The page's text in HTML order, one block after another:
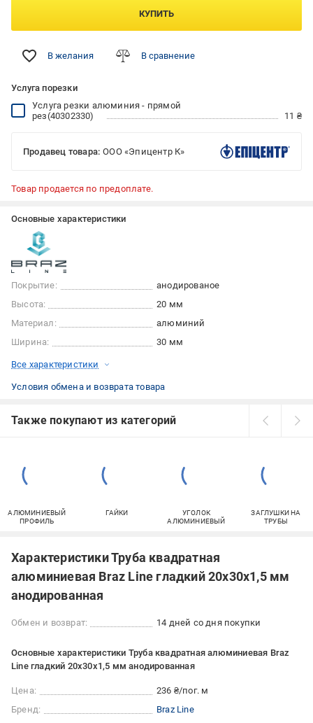
КУПИТЬ
В желания В сравнение
Услуга порезки
Услуга резки алюминия - прямой
рез(40302330)
11 ₴
Продавец товара: ООО «Эпицентр К»
Товар продается по предоплате.
Основные характеристики
Покрытие:
анодированое
Высота:
20 мм
Материал:
алюминий
Ширина:
30 мм
Все характеристики
Условия обмена и возврата товара
Также покупают из категорий
АЛЮМИНИЕВЫЙ
ПРОФИЛЬ
ГАЙКИ
УГОЛОК
АЛЮМИНИЕВЫЙ
ЗАГЛУШКИ НА
ТРУБЫ
Характеристики Труба квадратная
алюминиевая Braz Line гладкий 20x30x1,5 мм
анодированная
Обмен и возврат: 14 дней со дня покупки
Основные характеристики Труба квадратная алюминиевая Braz
Line гладкий 20x30x1,5 мм анодированная
Цена:
236 ₴/пог. м
Бренд:
Braz Line